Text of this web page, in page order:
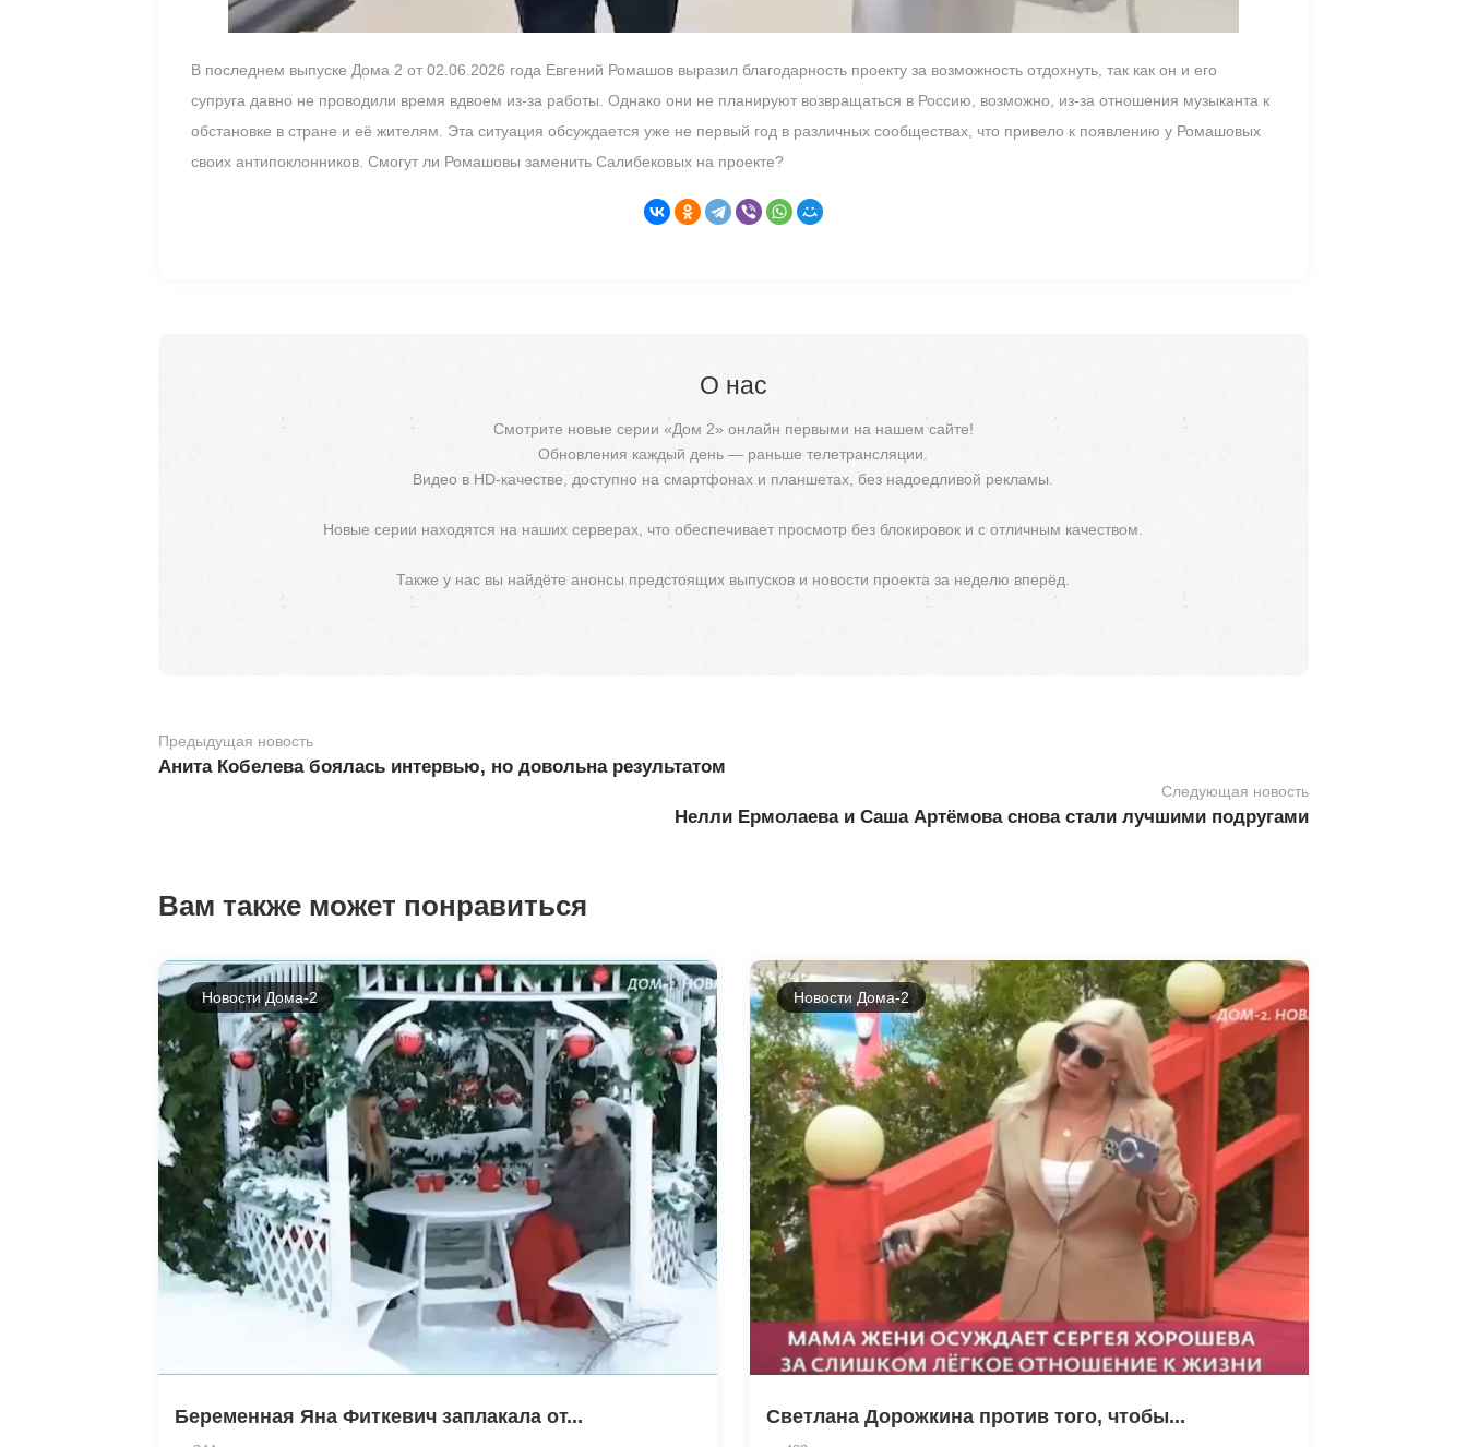
В последнем выпуске Дома 2 от 02.06.2026 года Евгений Ромашов выразил благодарность проекту за возможность отдохнуть, так как он и его
супруга давно не проводили время вдвоем из-за работы. Однако они не планируют возвращаться в Россию, возможно, из-за отношения музыканта к
обстановке в стране и её жителям. Эта ситуация обсуждается уже не первый год в различных сообществах, что привело к появлению у Ромашовых
своих антипоклонников. Смогут ли Ромашовы заменить Салибековых на проекте?
О нас
Смотрите новые серии «Дом 2» онлайн первыми на нашем сайте!
Обновления каждый день — раньше телетрансляции.
Видео в HD-качестве, доступно на смартфонах и планшетах, без надоедливой рекламы.
Новые серии находятся на наших серверах, что обеспечивает просмотр без блокировок и с отличным качеством.
Также у нас вы найдёте анонсы предстоящих выпусков и новости проекта за неделю вперёд.
Предыдущая новость
Анита Кобелева боялась интервью, но довольна результатом
Следующая новость
Нелли Ермолаева и Саша Артёмова снова стали лучшими подругами
Вам также может понравиться
Новости Дома-2
Беременная Яна Фиткевич заплакала от...
Новости Дома-2
Светлана Дорожкина против того, чтобы...